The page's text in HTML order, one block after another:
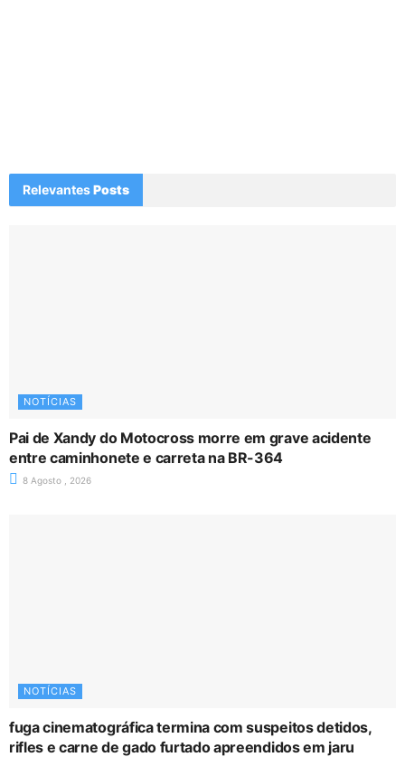
RelevantesPosts
NOTÍCIAS
Pai de Xandy do Motocross morre em grave acidente
entre caminhonete e carreta na BR-364
8 Agosto , 2026
NOTÍCIAS
fuga cinematográfica termina com suspeitos detidos,
rifles e carne de gado furtado apreendidos em jaru